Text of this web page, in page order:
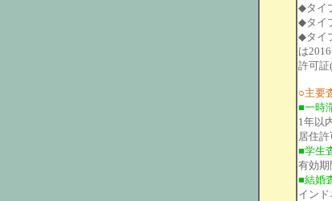
◆タイ
◆タイ
◆タイ
は
許可証
○主要
■一時
1年以
居住
■学生
有効期
■結婚
イン